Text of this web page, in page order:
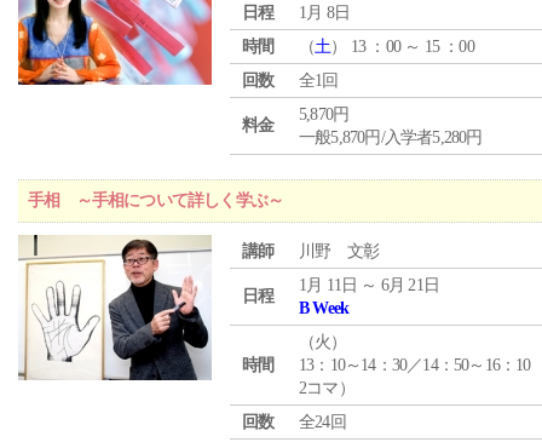
日程
1月 8日
時間
（土） 13 ：00 ～ 15 ：00
回数
全1回
料金
5,870円
一般5,870円/入学者5,280円
手相 ～手相について詳しく学ぶ～
講師 川野 文彰
日程
1月 11日 ～ 6月 21日
B Week
時間
（火 ）
13：10～14：30／14：50～16：10
2コマ）
回数
全24回